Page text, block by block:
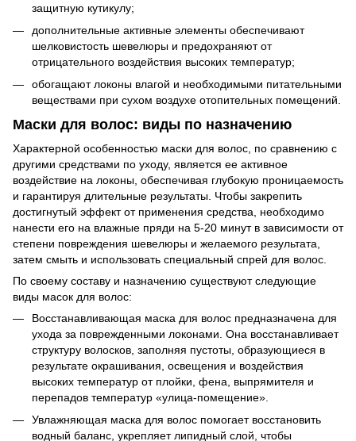
защитную кутикулу;
дополнительные активные элементы обеспечивают
шелковистость шевелюры и предохраняют от
отрицательного воздействия высоких температур;
обогащают локоны влагой и необходимыми питательными
веществами при сухом воздухе отопительных помещений.
Маски для волос: виды по назначению
Характерной особенностью маски для волос, по сравнению с
другими средствами по уходу, является ее активное
воздействие на локоны, обеспечивая глубокую проницаемость
и гарантируя длительные результаты. Чтобы закрепить
достигнутый эффект от применения средства, необходимо
нанести его на влажные пряди на 5-20 минут в зависимости от
степени повреждения шевелюры и желаемого результата,
затем смыть и использовать специальный спрей для волос
По своему составу и назначению существуют следующие
виды масок для волос:
Восстанавливающая маска для волос предназначена для
ухода за поврежденными локонами. Она восстанавливает
структуру волосков, заполняя пустоты, образующиеся в
результате окрашивания, освещения и воздействия
высоких температур от плойки, фена, выпрямителя и
перепадов температур «улица-помещение».
Увлажняющая маска для волос помогает восстановить
водный баланс, укрепляет липидный слой, чтобы